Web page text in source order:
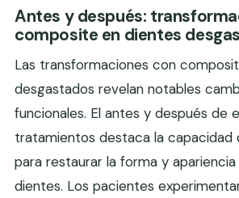
Antes y después:
composite en dientes
Las transformaciones con
desgastados revelan notables
funcionales. El antes y después de
tratamientos destaca la capacidad
para restaurar la forma y
dientes. Los pacientes